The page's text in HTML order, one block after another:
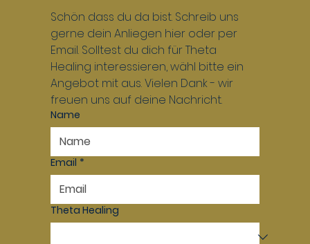
Schön dass du da bist. Schreib uns
gerne dein Anliegen hier oder per
Email. Solltest du dich für Theta
Healing interessieren, wähl bitte ein
Angebot mit aus. Vielen Dank - wir
freuen uns auf deine Nachricht.
Name
Email *
Theta Healing